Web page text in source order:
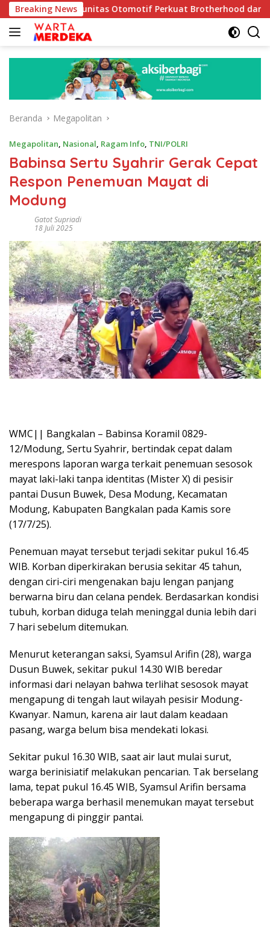
Langsung
ke
konten
Breaking NewsOtomotif Perkuat Brotherhood dan Persatuan
Beranda Megapolitan
Megapolitan, Nasional, Ragam Info, TNI/POLRI
Babinsa Sertu Syahrir Gerak Cepat
Respon Penemuan Mayat di
Modung
Gatot Supriadi
18 Juli 2025
WMC|| Bangkalan – Babinsa Koramil 0829-
12/Modung, Sertu Syahrir, bertindak cepat dalam
merespons laporan warga terkait penemuan sesosok
mayat laki-laki tanpa identitas (Mister X) di pesisir
pantai Dusun Buwek, Desa Modung, Kecamatan
Modung, Kabupaten Bangkalan pada Kamis sore
(17/7/25).
Penemuan mayat tersebut terjadi sekitar pukul 16.45
WIB. Korban diperkirakan berusia sekitar 45 tahun,
dengan ciri-ciri mengenakan baju lengan panjang
berwarna biru dan celana pendek. Berdasarkan kondisi
tubuh, korban diduga telah meninggal dunia lebih dari
7 hari sebelum ditemukan.
Menurut keterangan saksi, Syamsul Arifin (28), warga
Dusun Buwek, sekitar pukul 14.30 WIB beredar
informasi dari nelayan bahwa terlihat sesosok mayat
mengapung di tengah laut wilayah pesisir Modung-
Kwanyar. Namun, karena air laut dalam keadaan
pasang, warga belum bisa mendekati lokasi.
Sekitar pukul 16.30 WIB, saat air laut mulai surut,
warga berinisiatif melakukan pencarian. Tak berselang
lama, tepat pukul 16.45 WIB, Syamsul Arifin bersama
beberapa warga berhasil menemukan mayat tersebut
mengapung di pinggir pantai.